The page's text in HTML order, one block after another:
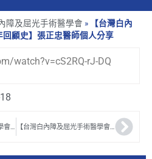
障及屈光手術醫學會 »
【台灣白內
顧史】張正忠醫師個人分享
watch?v=cS2RQ-rJ-DQ
【台灣白內障及屈光手術醫學會 20周年回顧史】潘志勤醫師個人分享 【台灣白內障及屈光手術醫學會 20周年回顧史】總精華